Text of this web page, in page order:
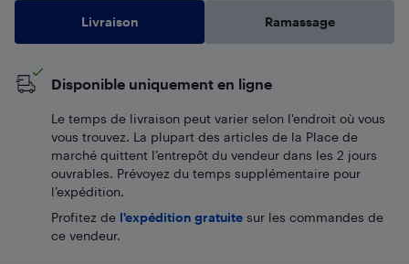
Livraison Ramassage
Disponible uniquement en ligne
Le temps de livraison peut varier selon l'endroit où vous
vous trouvez. La plupart des articles de la Place de
marché quittent l’entrepôt du vendeur dans les 2 jours
ouvrables. Prévoyez du temps supplémentaire pour
l’expédition.
Profitez de l'expédition gratuite sur les commandes de
ce vendeur.